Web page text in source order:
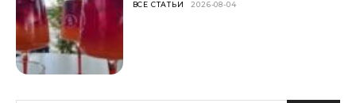
ВСЕ СТАТЬИ 2026-08-04